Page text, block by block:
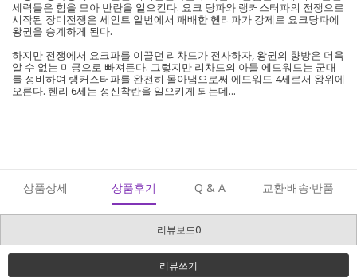
세력들은 힘을 모아 반란을 일으킨다. 요크 당파와 랭커스터파의 전쟁으로
시작된 장미전쟁은 세인트 알번에서 패배한 헨리파가 강제로 요크당파에
왕권을 승계하게 된다.
하지만 전쟁에서 요크파를 이끌던 리차드가 전사하자, 왕권의 향방은 더욱
알 수 없는 미궁으로 빠져든다. 그렇지만 리차드의 아들 에드워드는 군대
를 정비하여 랭커스터파를 완전히 몰아냄으로써 에드워드 4세로서 왕위에
오른다. 헨리 6세는 정신착란을 일으키게 되는데...
상품상세 상품후기 Q & A 교환·배송·반품
리뷰보드0
리뷰쓰기